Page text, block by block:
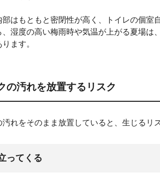
部はもともと密閉性が高く、トイレの個室
、湿度の高い梅雨時や気温が上がる夏場は
ます。
の汚れを放置するリスク
汚れをそのまま放置していると、生じるリ
ってくる